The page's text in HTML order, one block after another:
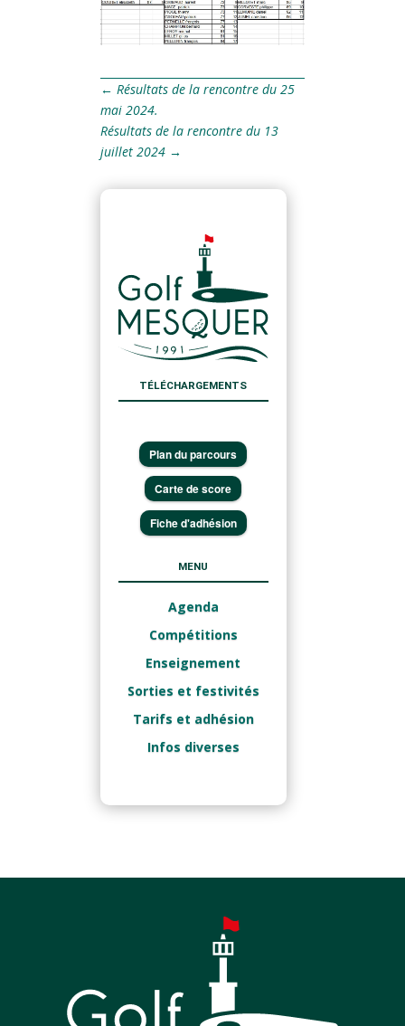
← Résultats de la rencontre du 25
mai 2024.
Résultats de la rencontre du 13
juillet 2024→
TÉLÉCHARGEMENTS
Plan du parcours
Carte de score
Fiche d'adhésion
MENU
Agenda
Compétitions
Enseignement
Sorties et festivités
Tarifs et adhésion
Infos diverses